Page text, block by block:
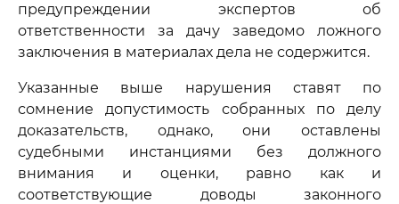
предупреждении экспертов об
ответственности за дачу заведомо ложного
заключения в материалах дела не содержится.
Указанные выше нарушения ставят по
сомнение допустимость собранных по делу
доказательств, однако, они оставлены
судебными инстанциями без должного
внимания и оценки, равно как и
соответствующие доводы законного